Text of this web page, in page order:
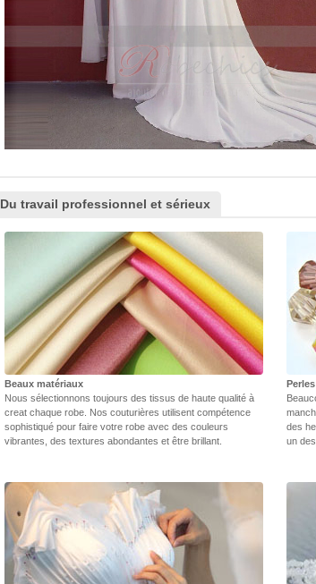
Du travail professionnel et sérieux
Beaux matériaux
Nous sélectionnons toujours des tissus de haute qualité à
creat chaque robe. Nos couturières utilisent compétence
sophistiqué pour faire votre robe avec des couleurs
vibrantes, des textures abondantes et être brillant.
des
un